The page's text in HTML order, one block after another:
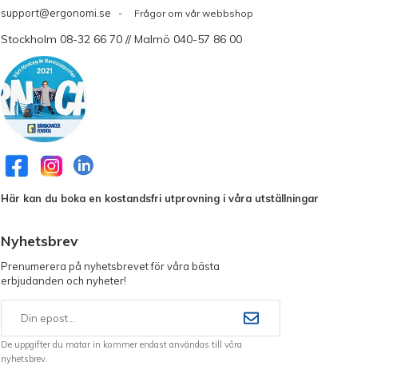
support@ergonomi.se - Frågor om vår webbshop
Stockholm 08-32 66 70 // Malmö 040-57 86 00
Här kan du boka en kostandsfri utprovning i våra utställningar
Nyhetsbrev
Prenumerera på nyhetsbrevet för våra bästa
erbjudanden och nyheter!
De uppgifter du matar in kommer endast användas till våra
nyhetsbrev.